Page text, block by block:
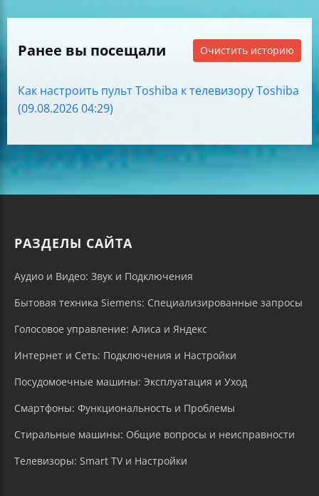
Ранее вы посещали Очистить историю
Как настроить пульт Toshiba к телевизору Toshiba
(09.08.2026 04:29)
РАЗДЕЛЫ САЙТА
Аудио и Видео: Звук и Подключения
Бытовая техника Siemens: Специализированные запросы
Голосовое управление: Алиса и Яндекс
Интернет и Сеть: Подключения и Настройки
Посудомоечные машины: Эксплуатация и Уход
Смартфоны: Функциональность и Проблемы
Стиральные машины: Общие вопросы и неисправности
Телевизоры: Smart TV и Настройки